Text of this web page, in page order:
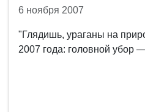
6 ноября 2007
"Глядишь, ураганы на
2007 года: головной убор